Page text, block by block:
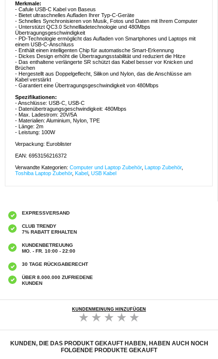
Merkmale:
- Cafule USB-C Kabel von Baseus
- Bietet ultraschnelles Aufladen Ihrer Typ-C-Geräte
- Schnelles Synchronisieren von Musik, Fotos und Daten mit Ihrem Computer
- Unterstützt QC3.0 Schnellladetechnologie und 480Mbps
Übertragungsgeschwindigkeit
- PD-Technologie ermöglicht das Aufladen von Smartphones und Laptops mit
einem USB-C-Anschluss
- Enthält einen intelligenten Chip für automatische Smart-Erkennung
- Dickes Design erhöht die Übertragungsstabilität und reduziert die Hitze
- Das enthaltene verlängerte SR schützt das Kabel besser vor Knicken und
Brüchen
- Hergestellt aus Doppelgeflecht, Silikon und Nylon, das die Anschlüsse am
Kabel verstärkt
- Garantiert eine Übertragungsgeschwindigkeit von 480Mbps
Spezifikationen:
- Anschlüsse: USB-C, USB-C
- Datenübertragungsgeschwindigkeit: 480Mbps
- Max. Ladestrom: 20V/5A
- Materialien: Aluminium, Nylon, TPE
- Länge: 2m
- Leistung: 100W
Verpackung: Euroblister
EAN: 6953156216372
Verwandte Kategorien: Computer und Laptop Zubehör, Laptop Zubehör,
Toshiba Laptop Zubehör, Kabel USB Kabel
EXPRESSVERSAND
CLUB TRENDY
7% RABATT ERHALTEN
KUNDENBETREUUNG
MO. - FR. 10:00 - 22:00
30 TAGE RÜCKGABERECHT
ÜBER 8.000.000 ZUFRIEDENE
KUNDEN
KUNDENMEINUNG HINZUFÜGEN
KUNDEN, DIE DAS PRODUKT GEKAUFT HABEN, HABEN AUCH NOCH
FOLGENDE PRODUKTE GEKAUFT